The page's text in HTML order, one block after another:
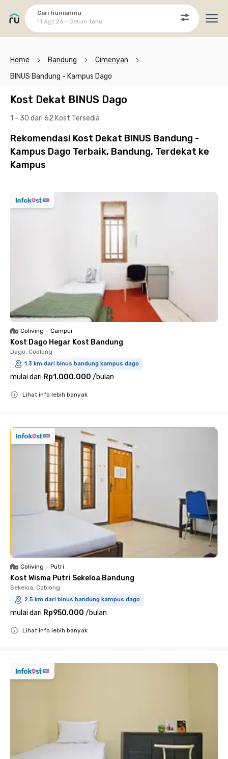
Cari hunianmu
11 Agt 26 - Belum tahu
Home Bandung
Cimenyan
BINUS Bandung - Kampus Dago
Kost Dekat BINUS Dago
1 - 30 dari 62 Kost Tersedia
Rekomendasi Kost Dekat BINUS Bandung -
Kampus Dago Terbaik, Bandung, Terdekat ke
Kampus
Coliving • Campur
Kost Dago Hegar Kost Bandung
Dago, Coblong
1.3 km dari binus bandung kampus dago
mulai dari Rp1.000.000 /bulan
Lihat info lebih banyak
Coliving • Putri
Kost Wisma Putri Sekeloa Bandung
Sekeloa, Coblong
2.5 km dari binus bandung kampus dago
mulai dari Rp950.000 /bulan
Lihat info lebih banyak